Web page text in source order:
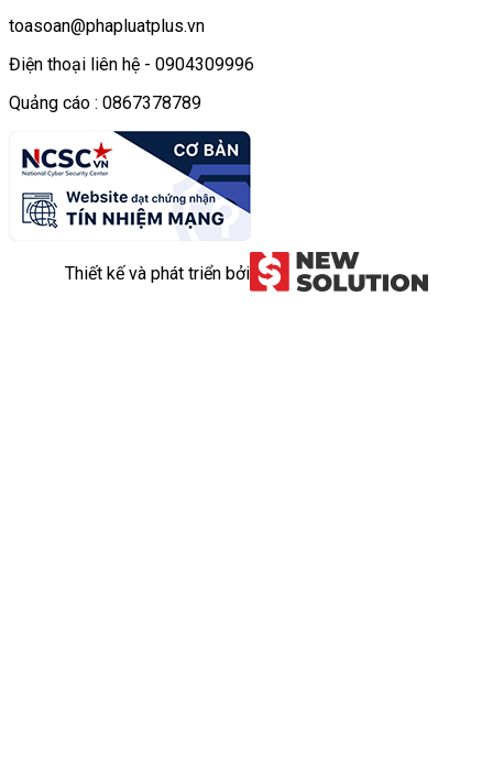
toasoan@phapluatplus.vn
Điện thoại liên hệ - 0904309996
Quảng cáo : 0867378789
Thiết kế và phát triển bởi